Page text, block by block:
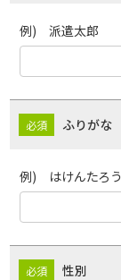
例) 派遣太郎
ふりがな
例) はけんたろう
性別